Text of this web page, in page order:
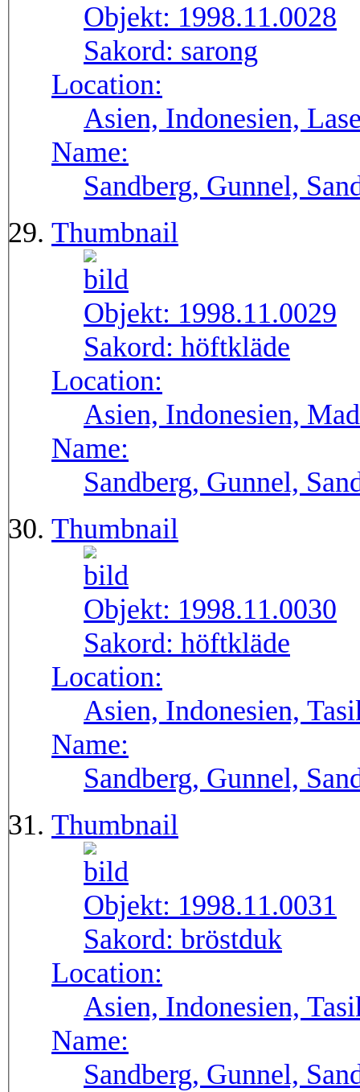
Objekt: 1998.11.0028
Sakord: sarong
Location:
Asien, Indonesien,
Name:
Sandberg, Gunnel,
Thumbnail
Objekt: 1998.11.0029
Sakord: höftkläde
Location:
Asien, Indonesien,
Name:
Sandberg, Gunnel,
Thumbnail
Objekt: 1998.11.0030
Sakord: höftkläde
Location:
Asien, Indonesien,
Name:
Sandberg, Gunnel,
Thumbnail
Objekt: 1998.11.0031
Sakord: bröstduk
Location:
Asien, Indonesien,
Name:
Sandberg, Gunnel,